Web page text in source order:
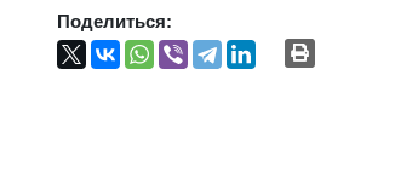
Поделиться: